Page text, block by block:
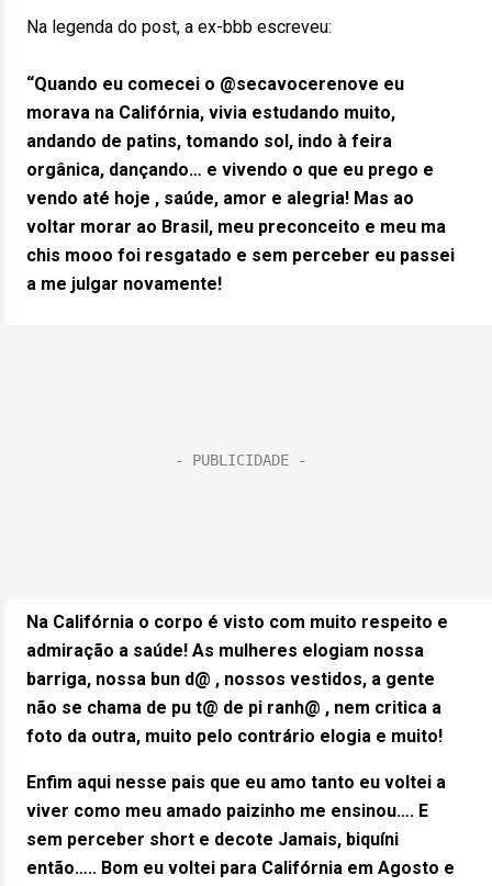
Na legenda do post, a ex-bbb escreveu:
“Quando eu comecei o @secavocerenove eu
morava na Califórnia, vivia estudando muito,
andando de patins, tomando sol, indo à feira
orgânica, dançando… e vivendo o que eu prego e
vendo até hoje , saúde, amor e alegria! Mas ao
voltar morar ao Brasil, meu preconceito e meu ma
chis mooo foi resgatado e sem perceber eu passei
a me julgar novamente!
Na Califórnia o corpo é visto com muito respeito e
admiração a saúde! As mulheres elogiam nossa
barriga, nossa bun d@ , nossos vestidos, a gente
não se chama de pu t@ de pi ranh@ , nem critica a
foto da outra, muito pelo contrário elogia e muito!
Enfim aqui nesse pais que eu amo tanto eu voltei a
viver como meu amado paizinho me ensinou…. E
sem perceber short e decote Jamais, biquíni
então….. Bom eu voltei para Califórnia em Agosto e